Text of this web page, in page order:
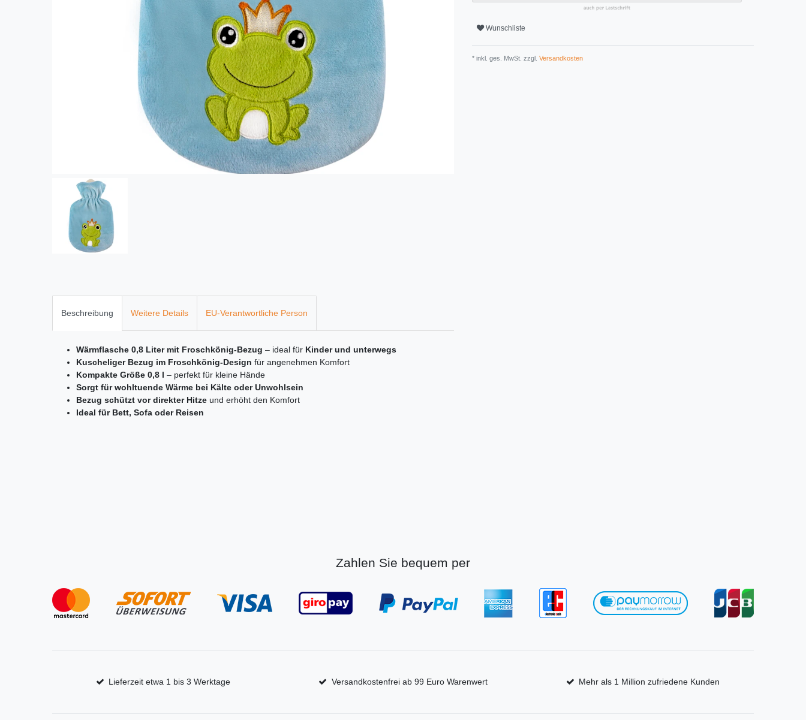
Wunschliste
* inkl. ges. MwSt. zzgl. Versandkosten
Beschreibung Weitere Details EU-Verantwortliche Person
Wärmflasche 0,8 Liter mit Froschkönig-Bezug – ideal für Kinder und unterwegs
Kuscheliger Bezug im Froschkönig-Design für angenehmen Komfort
Kompakte Größe 0,8 l – perfekt für kleine Hände
Sorgt für wohltuende Wärme bei Kälte oder Unwohlsein
Bezug schützt vor direkter Hitze und erhöht den Komfort
Ideal für Bett, Sofa oder Reisen
Zahlen Sie bequem per
Lieferzeit etwa 1 bis 3 Werktage Versandkostenfrei ab 99 Euro Warenwert Mehr als 1 Million zufriedene Kunden